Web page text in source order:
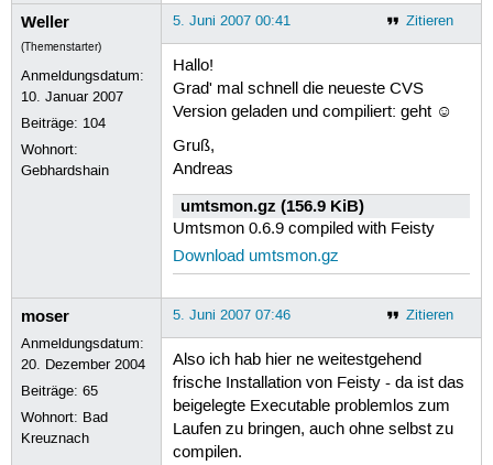
Weller
(Themenstarter)
Anmeldungsdatum:
10. Januar 2007
Beiträge: 104
Wohnort:
Gebhardshain
Zitieren
5. Juni 2007 00:41
Hallo!
Grad' mal schnell die neueste CVS
Version geladen und compiliert: geht ☺
Gruß,
Andreas
umtsmon.gz (156.9 KiB)
Umtsmon 0.6.9 compiled with Feisty
Download umtsmon.gz
moser
Anmeldungsdatum:
20. Dezember 2004
Beiträge:65
Wohnort: Bad
Kreuznach
Zitieren
5. Juni 2007 07:46
Also ich hab hier ne weitestgehend
frische Installation von Feisty - da ist das
beigelegte Executable problemlos zum
Laufen zu bringen, auch ohne selbst zu
compilen.